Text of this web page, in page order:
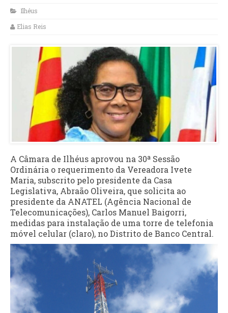
Ilhéus
Elias Reis
A Câmara de Ilhéus aprovou na 30ª Sessão
Ordinária o requerimento da Vereadora Ivete
Maria, subscrito pelo presidente da Casa
Legislativa, Abraão Oliveira, que solicita ao
presidente da ANATEL (Agência Nacional de
Telecomunicações), Carlos Manuel Baigorri,
medidas para instalação de uma torre de telefonia
móvel celular (claro), no Distrito de Banco Central.